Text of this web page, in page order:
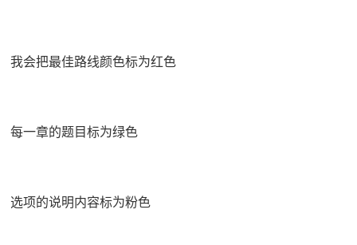
我会把最佳路线颜色标为红色
每一章的题目标为绿色
选项的说明内容标为粉色